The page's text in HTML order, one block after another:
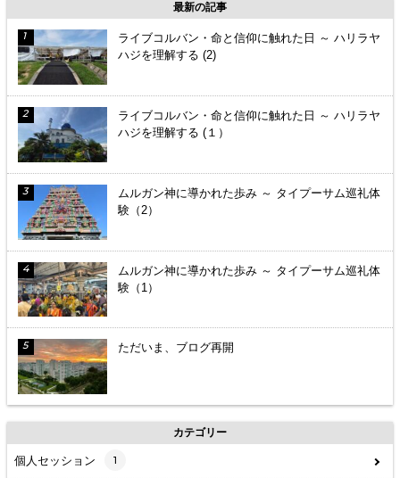
最新の記事
ライブコルバン・命と信仰に触れた日 ～ ハリラヤ
ハジを理解する (2)
ライブコルバン・命と信仰に触れた日 ～ ハリラヤ
ハジを理解する (１）
ムルガン神に導かれた歩み ～ タイプーサム巡礼体
験（2）
ムルガン神に導かれた歩み ～ タイプーサム巡礼体
験（1）
ただいま、ブログ再開
カテゴリー
個人セッション 1